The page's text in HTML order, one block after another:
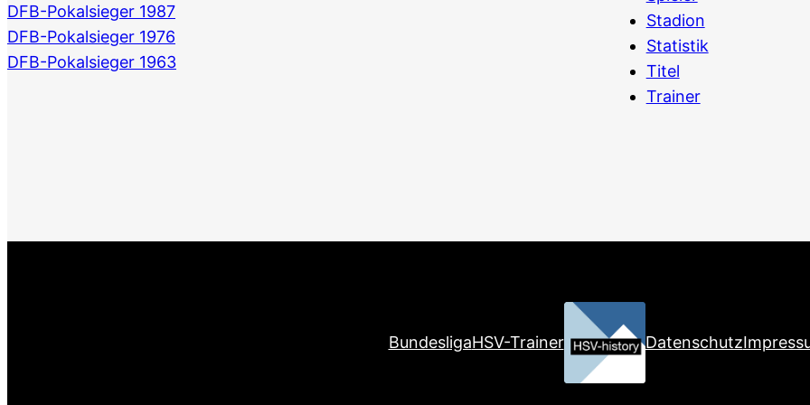
DFB-Pokalsieger 1987
DFB-Pokalsieger 1976
DFB-Pokalsieger 1963
Stadion
Statistik
Titel
Trainer
BundesligaHSV-Trainer Datenschutz